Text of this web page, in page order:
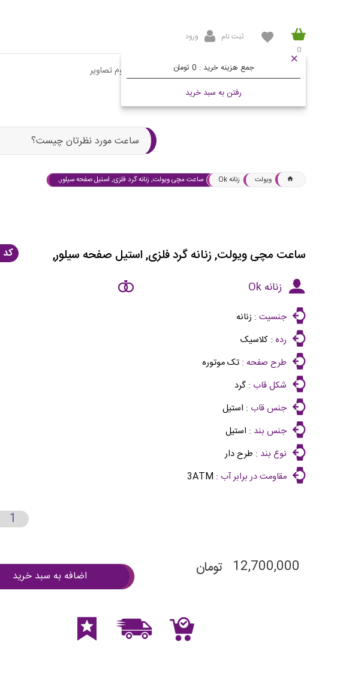
0
جمع هزینه خرید :
رفتن به سبد خرید
ثبت نام ورود
محصولات مقالات آلبوم تصاویر
ساعت مورد نظرتان چیست؟
ویولت زنانه Ok ساعت مچی ویولت, زنانه گرد فلزی, استیل صفحه سیلور,
ساعت مچی ویولت, زنانه گرد فلزی, استیل صفحه سیلور, کد
زنانه Ok
جنسیت : زنانه
رده : کلاسیک
طرح صفحه : تک موتوره
شکل قاب : گرد
جنس قاب : استیل
جنس بند : استیل
نوع بند : طرح دار
مقاومت در برابر آب : 3ATM
12,700,000 تومان اضافه به سبد خرید